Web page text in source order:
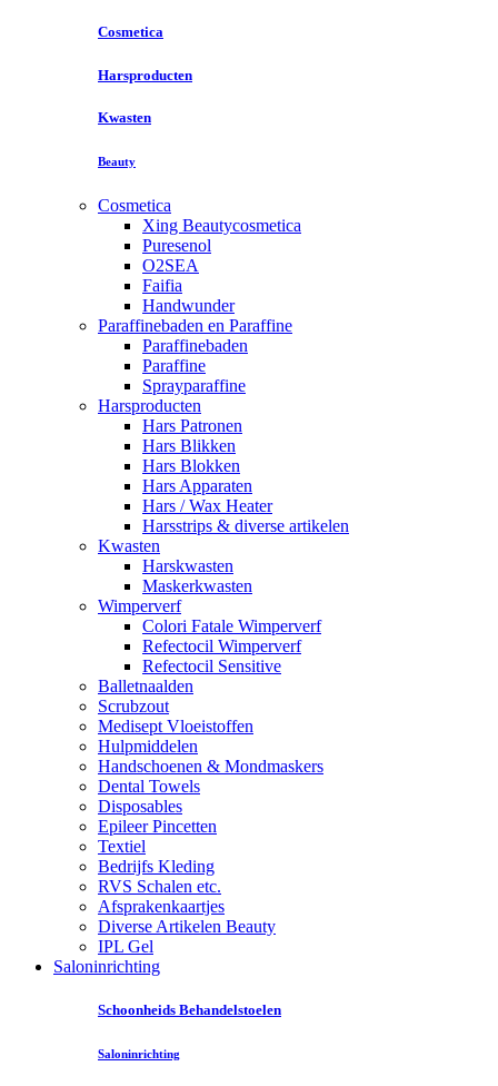
Cosmetica
Harsproducten
Kwasten
Beauty
Cosmetica
Xing Beautycosmetica
Puresenol
O2SEA
Faifia
Handwunder
Paraffinebaden en Paraffine
Paraffinebaden
Paraffine
Sprayparaffine
Harsproducten
Hars Patronen
Hars Blikken
Hars Blokken
Hars Apparaten
Hars / Wax Heater
Harsstrips & diverse artikelen
Kwasten
Harskwasten
Maskerkwasten
Wimperverf
Colori Fatale Wimperverf
Refectocil Wimperverf
Refectocil Sensitive
Balletnaalden
Scrubzout
Medisept Vloeistoffen
Hulpmiddelen
Handschoenen & Mondmaskers
Dental Towels
Disposables
Epileer Pincetten
Textiel
Bedrijfs Kleding
RVS Schalen etc.
Afsprakenkaartjes
Diverse Artikelen Beauty
IPL Gel
Saloninrichting
Schoonheids Behandelstoelen
Saloninrichting